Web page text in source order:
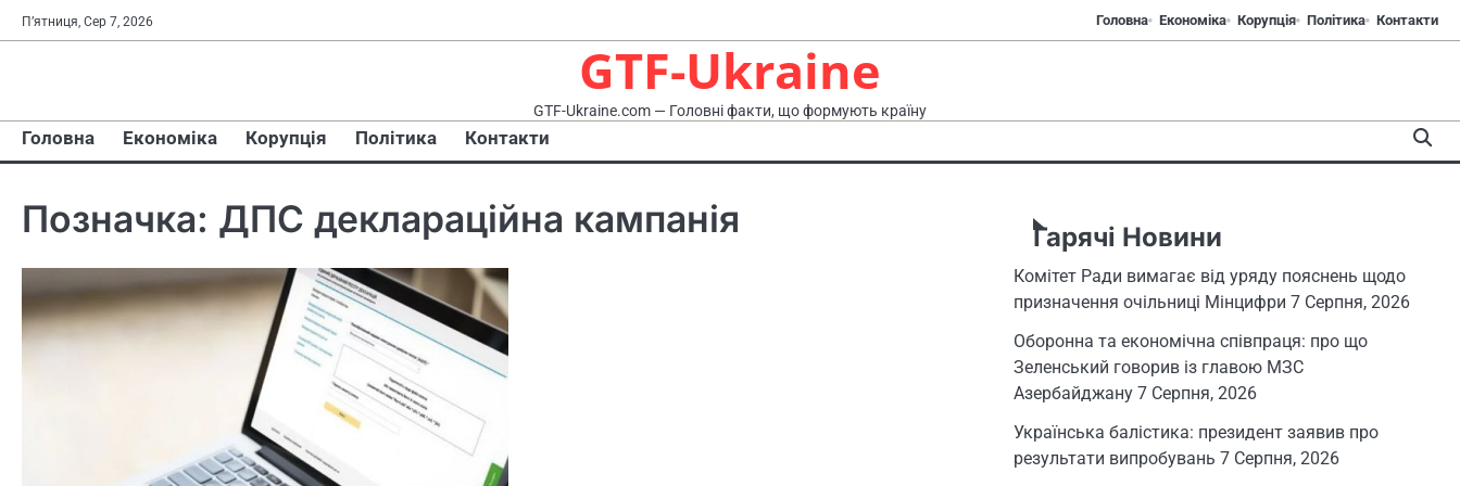
Перейти
до
П’ятниця, Сер 7, 2026 Головна Економіка Корупція Політика Контакти
GTF-Ukraine
GTF-Ukraine.com — Головні факти, що формують країну
Головна Економіка Корупція Політика Контакти
Позначка: ДПС деклараційна кампанія Гарячі Новини
Комітет Ради вимагає від уряду пояснень щодо
призначення очільниці Мінцифри 7 Серпня, 2026
Оборонна та економічна співпраця: про що
Зеленський говорив із главою МЗС
Азербайджану 7 Серпня, 2026
Українська балістика: президент заявив про
результати випробувань 7 Серпня, 2026